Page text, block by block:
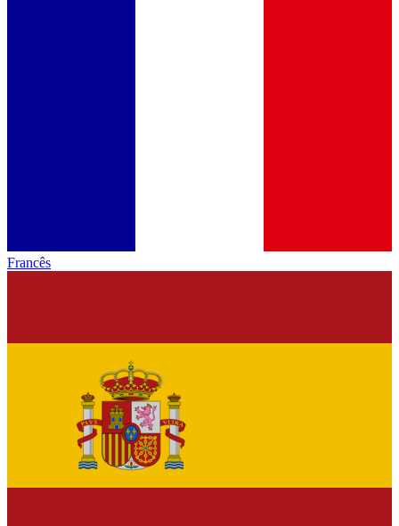
Francês